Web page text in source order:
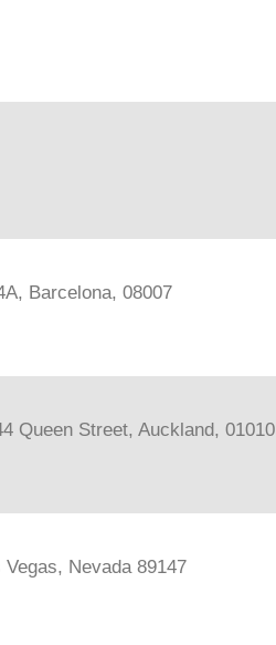
Barcelona, 08007
Queen Street, Auckland, 01010
Nevada 89147